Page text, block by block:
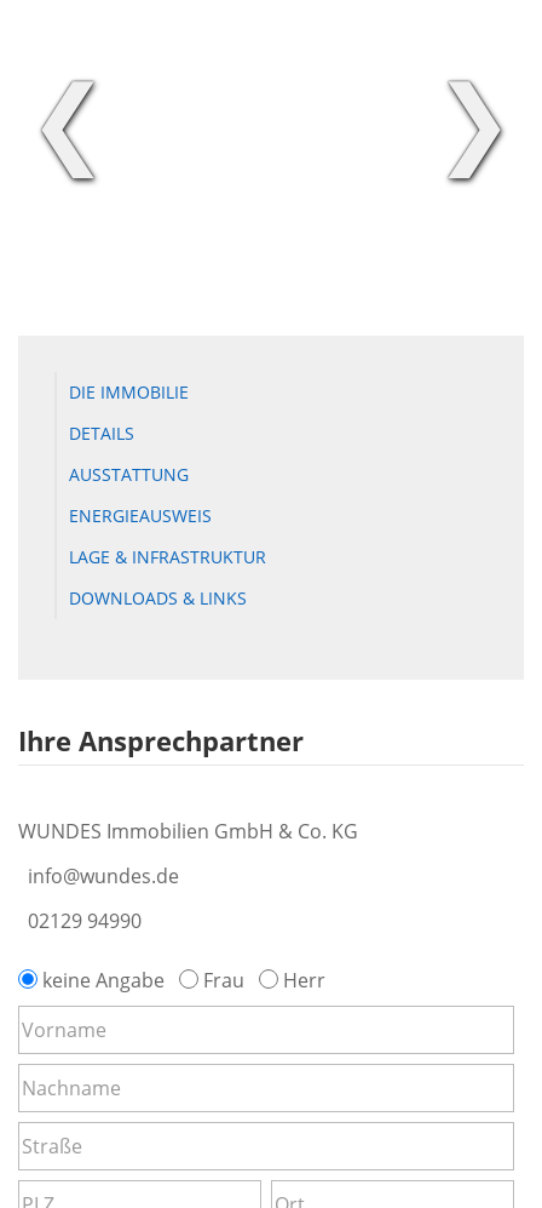
❮ ❯
DIE IMMOBILIE
DETAILS
AUSSTATTUNG
ENERGIEAUSWEIS
LAGE & INFRASTRUKTUR
DOWNLOADS & LINKS
Ihre Ansprechpartner
WUNDES Immobilien GmbH & Co. KG
info@wundes.de
02129 94990
keine Angabe Frau Herr